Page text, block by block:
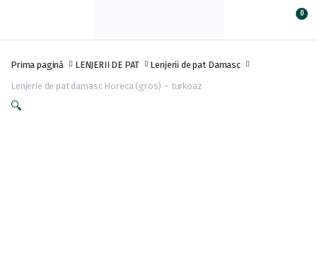
0
Prima pagină LENJERII DE PAT Lenjerii de pat Damasc
Lenjerie de pat damasc Horeca (gros) – turkoaz
🔍